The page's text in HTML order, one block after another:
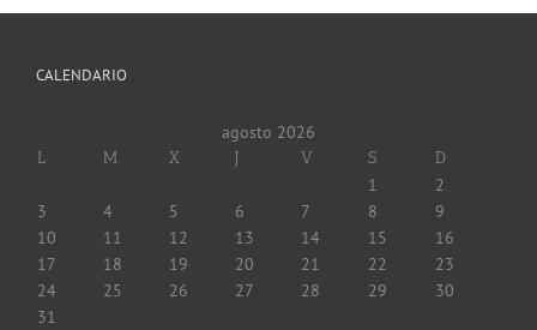
CALENDARIO
agosto 2026
L M X J V S D
1
2
3
4 5 6 7 8
9
10
11 12 13 14 15
16
17
18 19 20 21 22
23
24
25 26 27 28 29
30
31